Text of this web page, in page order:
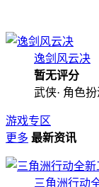
逸剑风云决
暂无评分
武侠· 角色扮
游戏专区
更多 最新资讯
三角洲行动